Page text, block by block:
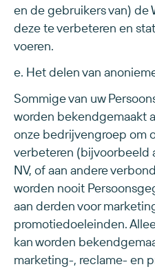
en de gebruikers van) de
deze te verbeteren en
voeren.
e. Het delen van
Sommige van uw
worden bekendgemaakt
onze bedrijvengroep om
verbeteren (bijvoorbeeld
NV, of aan andere
worden nooit
aan derden voor
promotiedoeleinden.
kan worden
marketing-, reclame- en